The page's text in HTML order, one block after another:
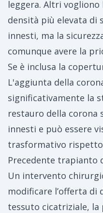
leggera. Altri
densità più elevata di
innesti, ma la
comunque avere la
Se è inclusa la
L'aggiunta della
significativamente la
restauro della corona
innesti e può essere
trasformativo
Precedente trapianto
Un intervento
modificare l’offerta
tessuto cicatriziale, la